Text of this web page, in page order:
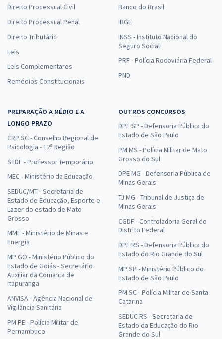
Direito Processual Civil
Direito Processual Penal
Direito Tributário
Leis
Leis Complementares
Remédios Constitucionais
Banco do Brasil
IBGE
INSS - Instituto Nacional do
Seguro Social
PRF - Polícia Rodoviária Federal
PND
PREPARAÇÃO A MÉDIO E A
LONGO PRAZO
CRP SC - Conselho Regional de
Psicologia - 12ª Região
SEDF - Professor Temporário
MEC - Ministério da Educação
SEDUC/MT - Secretaria de
Estado de Educação, Esporte e
Lazer do estado de Mato
Grosso
MME - Ministério de Minas e
Energia
MP GO - Ministério Público do
Estado de Goiás - Secretário
Auxiliar da Comarca de
Itapuranga
ANVISA - Agência Nacional de
Vigilância Sanitária
PM PE - Polícia Militar de
Pernambuco
OUTROS CONCURSOS
DPE SP - Defensoria Pública do
Estado de São Paulo
PM MS - Polícia Militar de Mato
Grosso do Sul
DPE MG - Defensoria Pública de
Minas Gerais
TJ MG - Tribunal de Justiça de
Minas Gerais
CGDF - Controladoria Geral do
Distrito Federal
DPE RS - Defensoria Pública do
Estado do Rio Grande do Sul
MP SP - Ministério Público do
Estado de São Paulo
PM SC - Polícia Militar de Santa
Catarina
SEDUC RS - Secretaria de
Estado da Educação do Rio
Grande do Sul